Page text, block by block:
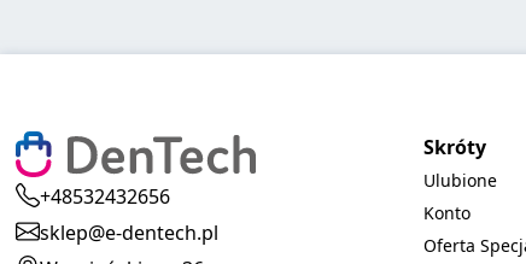
+48532432656
sklep@e-dentech.pl
Skróty
Ulubione
Konto
Oferta